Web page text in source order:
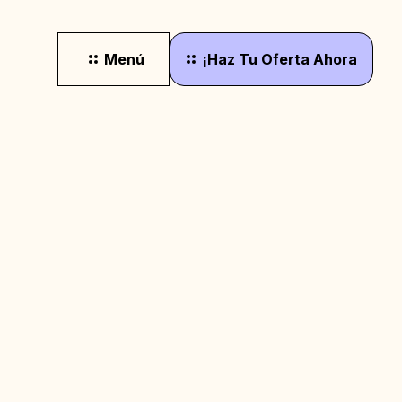
Menú
¡Haz Tu Oferta Ahora